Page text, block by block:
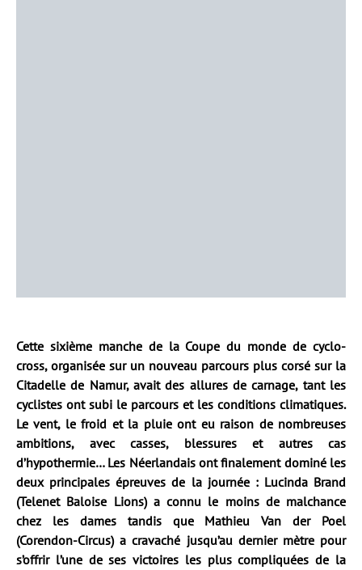
Cette sixième manche de la Coupe du monde de cyclo-
cross, organisée sur un nouveau parcours plus corsé sur la
Citadelle de Namur, avait des allures de carnage, tant les
cyclistes ont subi le parcours et les conditions climatiques.
Le vent, le froid et la pluie ont eu raison de nombreuses
ambitions, avec casses, blessures et autres cas
d’hypothermie… Les Néerlandais ont finalement dominé les
deux principales épreuves de la journée : Lucinda Brand
(Telenet Baloise Lions) a connu le moins de malchance
chez les dames tandis que Mathieu Van der Poel
(Corendon-Circus) a cravaché jusqu’au dernier mètre pour
s’offrir l’une de ses victoires les plus compliquées de la